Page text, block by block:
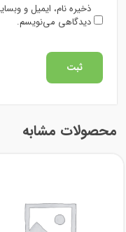
ذخیره نام، ایمیل و
دیدگاهی می‌نویسم.
محصولات مشابه